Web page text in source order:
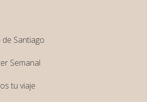
de Santiago
Semanal
tu viaje